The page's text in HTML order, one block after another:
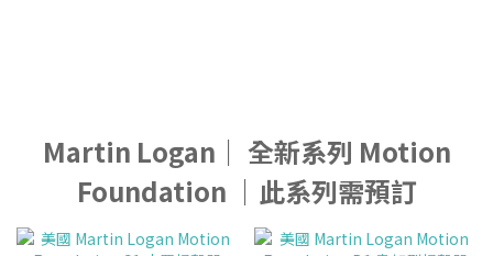
Martin Logan｜ 全新系列 Motion
Foundation ｜此系列需預訂